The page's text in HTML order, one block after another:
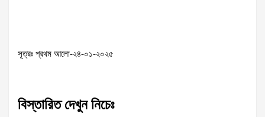
সূত্রঃ প্রথম আলো-২৪-০১-২০২৫
বিস্তারিত দেখুন নিচেঃ